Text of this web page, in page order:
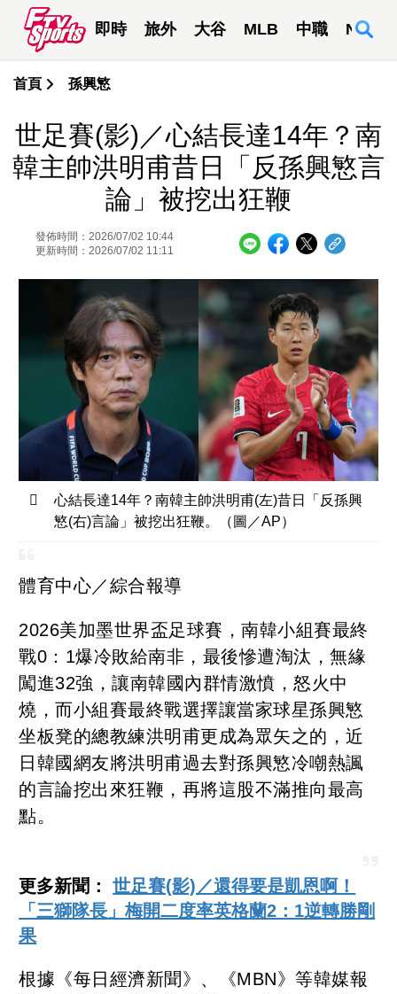
即時 旅外 大谷 MLB 中職 NBA
首頁 孫興慜
世足賽(影)／心結長達14年？南
韓主帥洪明甫昔日「反孫興慜言
論」被挖出狂鞭
發佈時間：2026/07/02 10:44
更新時間：2026/07/02 11:11
心結長達14年？南韓主帥洪明甫(左)昔日「反孫興
慜(右)言論」被挖出狂鞭。（圖／AP）
體育中心／綜合報導
2026美加墨世界盃足球賽，南韓小組賽最終
戰0：1爆冷敗給南非，最後慘遭淘汰，無緣
闖進32強，讓南韓國內群情激憤，怒火中
燒，而小組賽最終戰選擇讓當家球星孫興慜
坐板凳的總教練洪明甫更成為眾矢之的，近
日韓國網友將洪明甫過去對孫興慜冷嘲熱諷
的言論挖出來狂鞭，再將這股不滿推向最高
點。
更多新聞：世足賽(影)／還得要是凱恩啊！
「三獅隊長」梅開二度率英格蘭2：1逆轉勝剛
果
根據《每日經濟新聞》、《MBN》等韓媒報